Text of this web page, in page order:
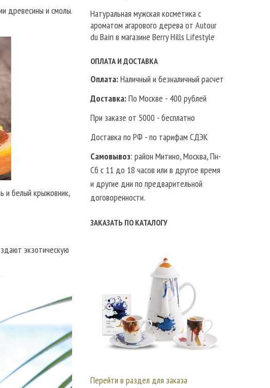
Натуральная мужская косметика с
ароматом агарового дерева от Autour
du Bain в магазине Berry Hills Lifestyle
ОПЛАТА И ДОСТАВКА
Оплата:Наличный и безналичный расчет
Доставка:По Москве - 400 рублей
При заказе от 5000 - бесплатно
Доставка по РФ - по тарифам СДЭК
Самовывоз: район Митино, Москва, Пн-
Сб с 11 до 18 часов или в другое время
и другие дни по предварительной
договоренности.
ЗАКАЗАТЬ ПО КАТАЛОГУ
Перейти в раздел для заказа
древесины и смолы.
и белый крыжовник,
экзотическую